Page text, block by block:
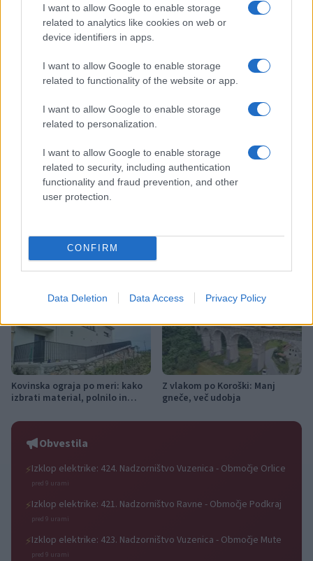
I want to allow Google to enable storage
related to analytics like cookies on web or
device identifiers in apps.
I want to allow Google to enable storage
related to functionality of the website or app.
I want to allow Google to enable storage
related to personalization.
I want to allow Google to enable storage
related to security, including authentication
functionality and fraud prevention, and other
user protection.
CONFIRM
Data Deletion Data Access Privacy Policy
izvedbo
dežja
gneče, več udobja
žurali s Kingstoni in Zmelkoowi
Več iz kategorije Novice
Vlom v hišo pri Slovenj Gradcu,
modema
Od 11. avgusta popolna zapora
Kovinska ograja po meri: kako
izbrati material, polnilo in
Z vlakom po Koroški: Manj
gneče, več udobja
Obvestila
⚡Izklop elektrike: 424. Nadzorništvo Vuzenica - Območje Orlice
pred 9 urami
⚡Izklop elektrike: 421. Nadzorništvo Ravne - Območje Podkraj
pred 9 urami
⚡Izklop elektrike: 423. Nadzorništvo Vuzenica - Območje Mute
pred 9 urami